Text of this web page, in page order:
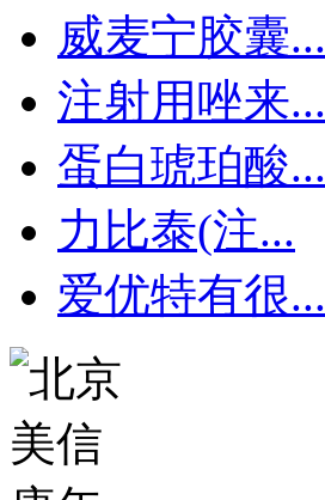
威麦宁胶囊...
注射用唑来...
蛋白琥珀酸...
力比泰(注...
爱优特有很...